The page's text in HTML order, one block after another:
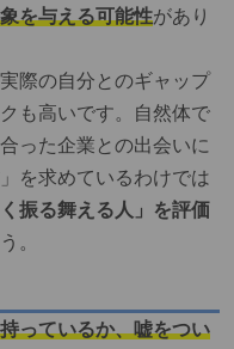
を与える可能性があり
際の自分とのギャップ
も高いです。自然体で
った企業との出会いに
を求めているわけでは
振る舞える人」を評価
。
っているか、嘘をつい